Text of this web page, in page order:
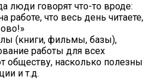
люди говорят что-то вроде:
работе, что весь день читаете,
(книги, фильмы, базы),
работы для всех
обществу, насколько полезны
и т.д.